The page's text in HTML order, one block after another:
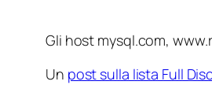
Gli host mysql.com,
Un post sulla lista Full